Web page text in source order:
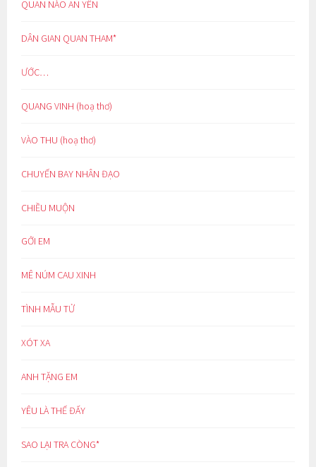
QUAN NÀO AN YÊN
DÂN GIAN QUAN THAM*
ƯỚC…
QUANG VINH (hoạ thơ)
VÀO THU (hoạ thơ)
CHUYẾN BAY NHÂN ĐẠO
CHIỀU MUỘN
GỞI EM
MÊ NÚM CAU XINH
TÌNH MẪU TỬ
XÓT XA
ANH TẶNG EM
YÊU LÀ THẾ ĐẤY
SAO LẠI TRA CÒNG*